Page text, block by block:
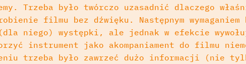
Trzeba było twórczo uzasadnić dlaczego
filmu bez dźwięku. Następnym
niego) występki, ale jednak w efekcie
instrument jako akompaniament do filmu
trzeba było zawrzeć dużo informacji (nie